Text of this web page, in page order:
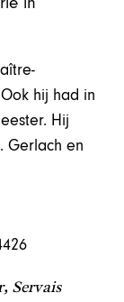
hij had in
Hij
Gerlach en
Servais